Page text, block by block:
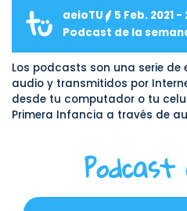
aeioTU
5 Feb. 2021 -
Podcast de la
Los podcasts son una serie
audio y transmitidos por
desde tu computador o tu
Primera Infancia a través de